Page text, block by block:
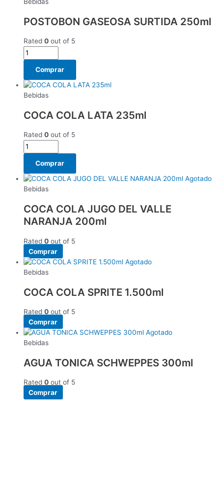
Bebidas
POSTOBON GASEOSA SURTIDA 250ml
Rated 0 out of 5
Comprar
Bebidas
COCA COLA LATA 235ml
Rated 0 out of 5
Comprar
Agotado
Bebidas
COCA COLA JUGO DEL VALLE
NARANJA 200ml
Rated 0 out of 5
Comprar
Agotado
Bebidas
COCA COLA SPRITE 1.500ml
Rated 0 out of 5
Comprar
Agotado
Bebidas
AGUA TONICA SCHWEPPES 300ml
Rated 0 out of 5
Comprar